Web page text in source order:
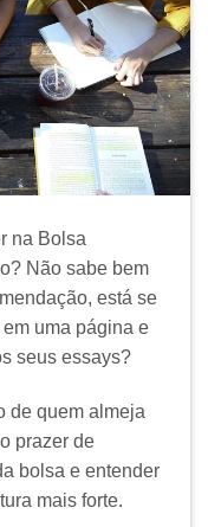
na Bolsa
Não sabe bem
está se
uma página e
seus essays?
de quem almeja
prazer de
bolsa e entender
mais forte.